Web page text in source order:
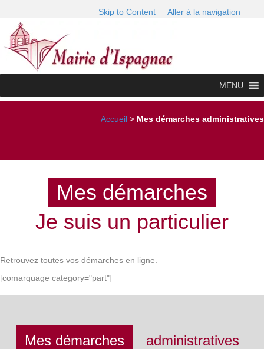
Skip to Content Aller à la navigation
MENU
Accueil > Mes démarches administratives
Mes démarches
Je suis un particulier
Retrouvez toutes vos démarches en ligne.
[comarquage category="part"]
Mes démarches administratives